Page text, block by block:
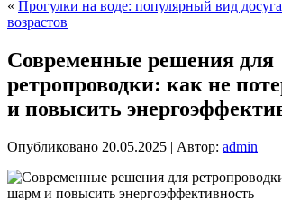
« Прогулки на воде: популярный вид
возрастов
Современные решения для
ретропроводки: как не
и повысить
Опубликовано 20.05.2025 | Автор: admin